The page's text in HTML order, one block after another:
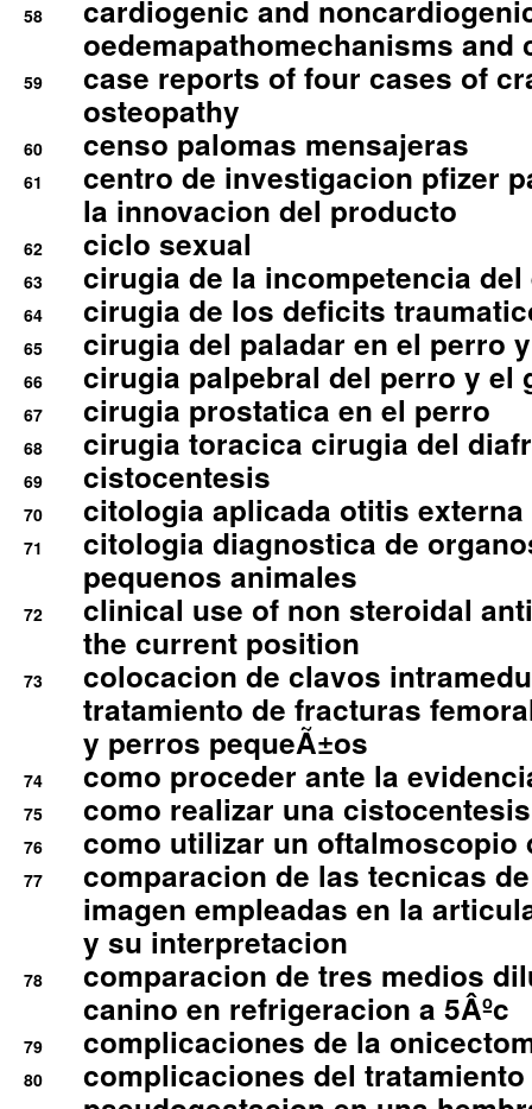
58
cardiogenic and
oedemapathomechanisms and
59
case reports of four cases of
osteopathy
60 censo palomas mensajeras
61
centro de investigacion pfizer
la innovacion del producto
62 ciclo sexual
63 cirugia de la incompetencia
64 cirugia de los deficits
65 cirugia del paladar en el perro
66 cirugia palpebral del perro y el
67 cirugia prostatica en el perro
68 cirugia toracica cirugia del
69 cistocentesis
70 citologia aplicada otitis externa
71
citologia diagnostica de
pequenos animales
72
clinical use of non steroidal
the current position
73
colocacion de clavos
tratamiento de fracturas
y perros pequeÃ±os
74 como proceder ante la
75 como realizar una
76 como utilizar un oftalmoscopio
77
comparacion de las tecnicas
imagen empleadas en la
y su interpretacion
78
comparacion de tres medios
canino en refrigeracion a 5Âºc
79 complicaciones de la
80
complicaciones del